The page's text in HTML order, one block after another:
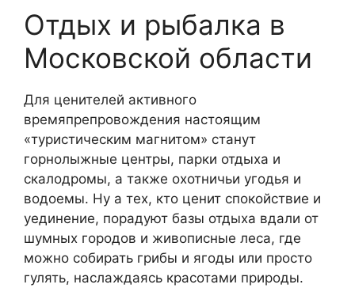
Отдых и рыбалка в
Московской области
Для ценителей активного
времяпрепровождения настоящим
«туристическим магнитом» станут
горнолыжные центры, парки отдыха и
скалодромы, а также охотничьи угодья и
водоемы. Ну а тех, кто ценит спокойствие и
уединение, порадуют базы отдыха вдали от
шумных городов и живописные леса, где
можно собирать грибы и ягоды или просто
гулять, наслаждаясь красотами природы.